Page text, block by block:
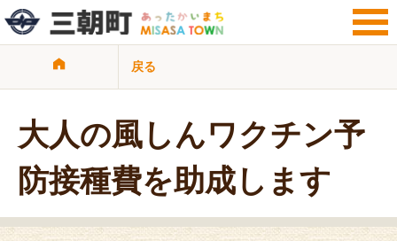
サイト検索
子育て・教育 健康・福祉・介護
ビジネス・事業者 行政情報
サイトマップ リンク集
戻る
大人の風しんワクチン予
防接種費を助成します